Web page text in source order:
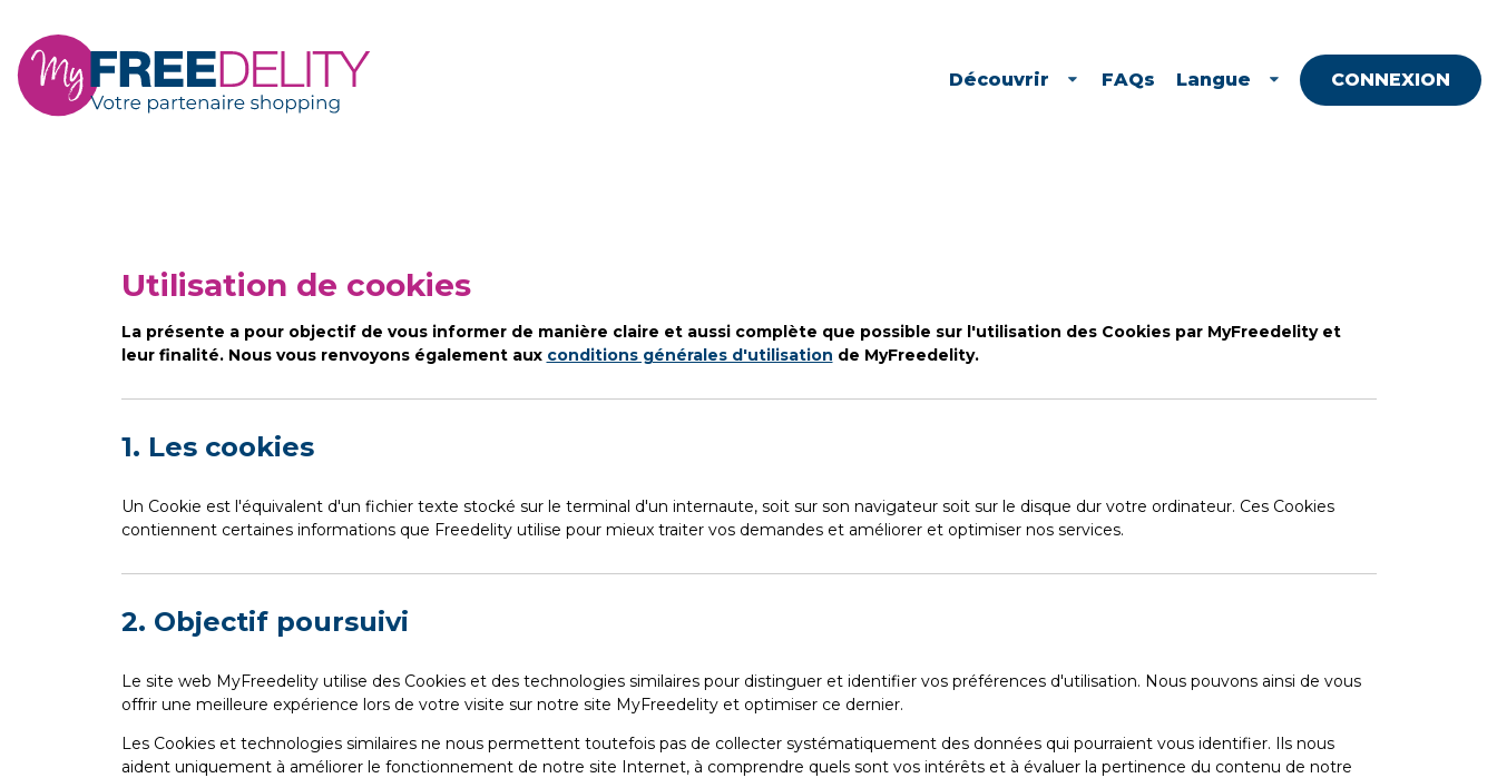
Découvrir FAQs Langue CONNEXION
Utilisation de cookies
La présente a pour objectif de vous informer de manière claire et aussi complète que possible sur l'utilisation des Cookies par MyFreedelity et
leur finalité. Nous vous renvoyons également aux conditions générales d'utilisation de MyFreedelity.
1. Les cookies
Un Cookie est l'équivalent d'un fichier texte stocké sur le terminal d'un internaute, soit sur son navigateur soit sur le disque dur votre ordinateur. Ces Cookies
contiennent certaines informations que Freedelity utilise pour mieux traiter vos demandes et améliorer et optimiser nos services.
2. Objectif poursuivi
Le site web MyFreedelity utilise des Cookies et des technologies similaires pour distinguer et identifier vos préférences d'utilisation. Nous pouvons ainsi de vous
offrir une meilleure expérience lors de votre visite sur notre site MyFreedelity et optimiser ce dernier.
Les Cookies et technologies similaires ne nous permettent toutefois pas de collecter systématiquement des données qui pourraient vous identifier. Ils nous
aident uniquement à améliorer le fonctionnement de notre site Internet, à comprendre quels sont vos intérêts et à évaluer la pertinence du contenu de notre